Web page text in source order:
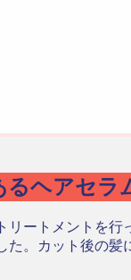
ヘアセラ
ートメントを
。カット後の